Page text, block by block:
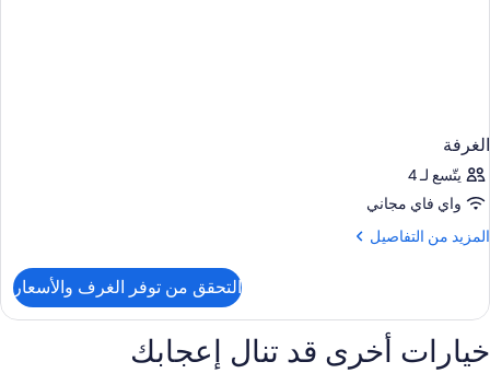
الغرفة
يتّسع لـ 4
واي فاي مجاني
المزيد من التفاصيل
المزيد
الغرفة
التحقق من توفر الغرف والأسعار
خيارات أخرى قد تنال إعجابك